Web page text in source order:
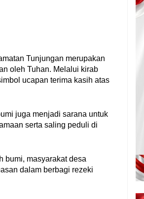
Tunjungan merupakan
oleh Tuhan. Melalui kirab
ucapan terima kasih atas
juga menjadi sarana untuk
serta saling peduli di
bumi, masyarakat desa
dalam berbagi rezeki